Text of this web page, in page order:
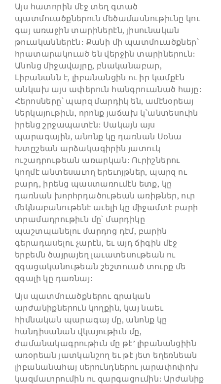
Այս հատորին մէջ տեղ գտած
պատմուածքներուն մեծամասնութիւնը կու
գայ առաջին տարիներէն, յիսունական
թուականներէն: Քանի մի պատմուածքներ՝
հրատարակուած են վերջին տարիներուն:
Անոնց միջավայրը, բնականաբար,
Լիբանանն է, լիբանանցին ու իր կամքէն
անկախ այս ափերուն հանգրուանած հայը:
Հերոսները՝ պարզ մարդիկ են, ամէնօրեայ
ներկայութիւն, որոնք յաճախ կ՝անտեսուին
իրենց շրջապատէն: Սակայն այս
պարագային, անոնք կը դառնան Սօնա
Խտըշեան արձակագիրին յատուկ
ուշադրութեան առարկան: Ուրիշներու
կողմէ անտեսաւող երեւոյթներ, պարզ ու
բարդ, իրենց պաստառումէն ետք, կը
դառնան խորհրդածութեան առիթներ, ուր
մեկնաբանութենէ աւելի կը միջամտէ բարի
տրամադրութիւն մը՝ մարդիկը
պաշտպանելու մարդոց դէմ, բարին
գերադասելու չարէն, եւ այդ ճիգին մէջ
երբեմն ծայրայեղ լաւատեսութեան ու
զգացականութեան շեշտուած տուրք մե
զգալի կը դառնայ:
Այս պատմուածքներու գրական
արժանիքներուն կողքին, կայ նաեւ
հիմնական պարագայ մը, անոնք կը
հանդիսանան վկայութիւն մը,
ժամանակագրութիւն մը թէ’ լիբանանցիին
առօրեան յատկանշող եւ թէ յետ եղեռնեան
լիբանանահայ սերունդներու յարափոփոխ
կազմաւորումին ու զարգացումին: Արժանիք